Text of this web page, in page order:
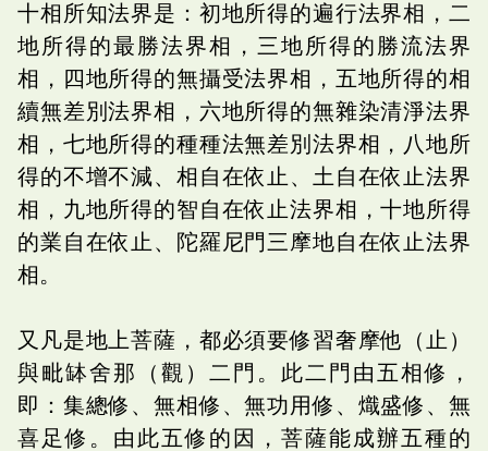
十相所知法界是：初地所得的遍行法界相，二
地所得的最勝法界相，三地所得的勝流法界
相，四地所得的無攝受法界相，五地所得的相
續無差別法界相，六地所得的無雜染清淨法界
相，七地所得的種種法無差別法界相，八地所
得的不增不減、相自在依止、土自在依止法界
相，九地所得的智自在依止法界相，十地所得
的業自在依止、陀羅尼門三摩地自在依止法界
相。
又凡是地上菩薩，都必須要修習奢摩他（止）
與毗缽舍那（觀）二門。此二門由五相修，
即：集總修、無相修、無功用修、熾盛修、無
喜足修。由此五修的因，菩薩能成辦五種的